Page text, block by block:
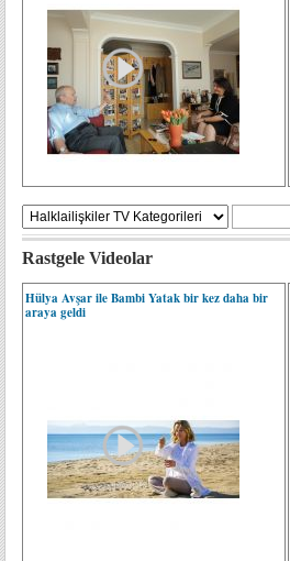
Rastgele Videolar
Hülya Avşar ile Bambi Yatak bir kez daha bir
araya geldi